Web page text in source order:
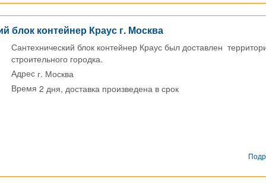
блок контейнер Краус г. Москва
Сантехнический блок контейнер Краус был доставлен
строительного городка.
Адрес г. Москва
Время2 дня, доставка произведена в срок